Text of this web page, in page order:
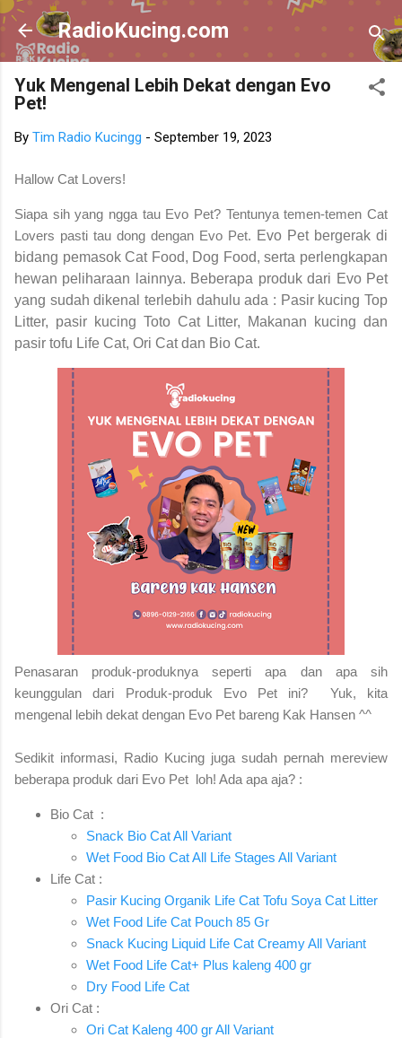
Skip to main content
RadioKucing.com
Yuk Mengenal Lebih Dekat dengan Evo
Pet!
By Tim Radio Kucingg - September 19, 2023
Hallow Cat Lovers!
Siapa sih yang ngga tau Evo Pet? Tentunya temen-temen Cat
Lovers pasti tau dong dengan Evo Pet. Evo Pet bergerak di
bidang pemasok Cat Food, Dog Food, serta perlengkapan
hewan peliharaan lainnya. Beberapa produk dari Evo Pet
yang sudah dikenal terlebih dahulu ada : Pasir kucing Top
Litter, pasir kucing Toto Cat Litter, Makanan kucing dan
pasir tofu Life Cat, Ori Cat dan Bio Cat.
Penasaran produk-produknya seperti apa dan apa sih
keunggulan dari Produk-produk Evo Pet ini? Yuk, kita
mengenal lebih dekat dengan Evo Pet bareng Kak Hansen ^^
Sedikit informasi, Radio Kucing juga sudah pernah mereview
beberapa produk dari Evo Pet loh! Ada apa aja? :
Bio Cat :
Snack Bio Cat All Variant
Wet Food Bio Cat All Life Stages All Variant
Life Cat :
Pasir Kucing Organik Life Cat Tofu Soya Cat Litter
Wet Food Life Cat Pouch 85 Gr
Snack Kucing Liquid Life Cat Creamy All Variant
Wet Food Life Cat+ Plus kaleng 400 gr
Dry Food Life Cat
Ori Cat :
Ori Cat Kaleng 400 gr All Variant